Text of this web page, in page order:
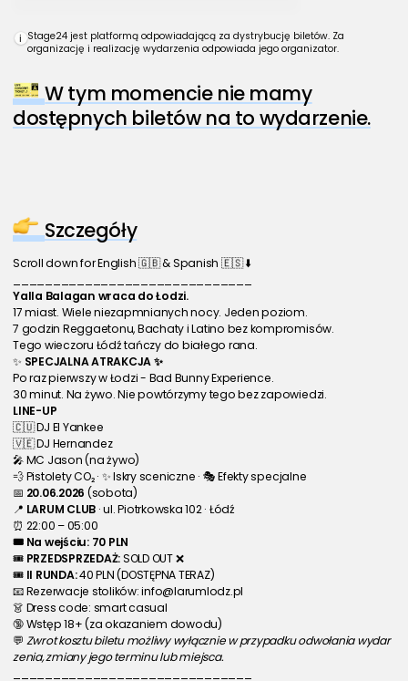
i Stage24 jest platformą odpowiadającą za dystrybucję biletów. Za
organizację i realizację wydarzenia odpowiada jego organizator.
W tym momencie nie mamy
dostępnych biletów na to wydarzenie.
Szczegóły
Scroll down for English 🇬🇧 & Spanish 🇪🇸 ⬇️
Yalla Balagan wraca do Łodzi.
17 miast. Wiele niezapmnianych nocy. Jeden poziom.
7 godzin Reggaetonu, Bachaty i Latino bez kompromisów.
Tego wieczoru Łódź tańczy do białego rana.
✨ SPECJALNA ATRAKCJA ✨
Po raz pierwszy w Łodzi - Bad Bunny Experience.
30 minut. Na żywo. Nie powtórzymy tego bez zapowiedzi.
LINE-UP
🇨🇺 DJ El Yankee
🇻🇪 DJ Hernandez
🎤 MC Jason (na żywo)
💨 Pistolety CO₂ · ✨ Iskry sceniczne · 🎭 Efekty specjalne
📅 20.06.2026 (sobota)
📍 LARUM CLUB · ul. Piotrkowska 102 · Łódź
⏰ 22:00 – 05:00
🎟 Na wejściu: 70 PLN
🎟 PRZEDSPRZEDAŻ: SOLD OUT ❌
🎟 II RUNDA: 40 PLN (DOSTĘPNA TERAZ)
📧 Rezerwacje stolików: info@larumlodz.pl
👗 Dress code: smart casual
🔞 Wstęp 18+ (za okazaniem dowodu)
💬 Zwrot kosztu biletu możliwy wyłącznie w przypadku odwołania wydar
zenia, zmiany jego terminu lub miejsca.